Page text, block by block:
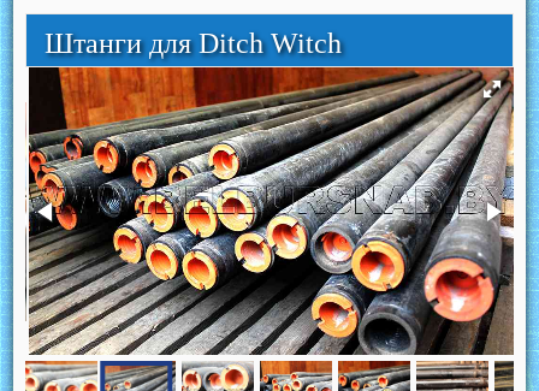
Штанги для Ditch Witch